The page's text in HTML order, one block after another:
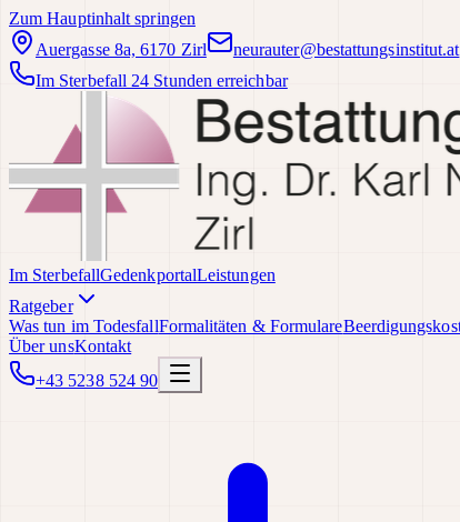
Zum Hauptinhalt springen
Auergasse 8a, 6170 Zirl
neurauter@bestattungsinstitut.at
Im Sterbefall 24 Stunden erreichbar
Im SterbefallGedenkportalLeistungen
Ratgeber
Was tun im TodesfallFormalitäten & Formulare
Über unsKontakt
+43 5238 524 90